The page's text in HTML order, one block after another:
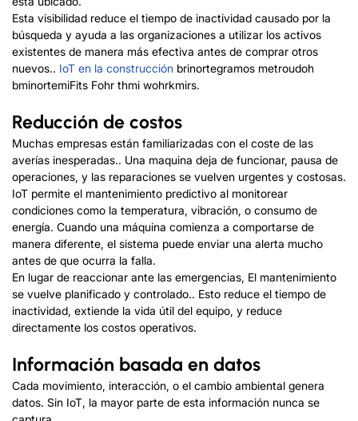
Esta visibilidad reduce el tiempo de inactividad causado por la
búsqueda y ayuda a las organizaciones a utilizar los activos
existentes de manera más efectiva antes de comprar otros
nuevos.. IoT en la construcción brinortegramos metroudoh
bminortemiFits Fohr thmi wohrkmirs.
Reducción de costos
Muchas empresas están familiarizadas con el coste de las
averías inesperadas.. Una maquina deja de funcionar, pausa de
operaciones, y las reparaciones se vuelven urgentes y costosas.
IoT permite el mantenimiento predictivo al monitorear
condiciones como la temperatura, vibración, o consumo de
energía. Cuando una máquina comienza a comportarse de
manera diferente, el sistema puede enviar una alerta mucho
antes de que ocurra la falla.
En lugar de reaccionar ante las emergencias, El mantenimiento
se vuelve planificado y controlado.. Esto reduce el tiempo de
inactividad, extiende la vida útil del equipo, y reduce
directamente los costos operativos.
Información basada en datos
Cada movimiento, interacción, o el cambio ambiental genera
datos. Sin IoT, la mayor parte de esta información nunca se